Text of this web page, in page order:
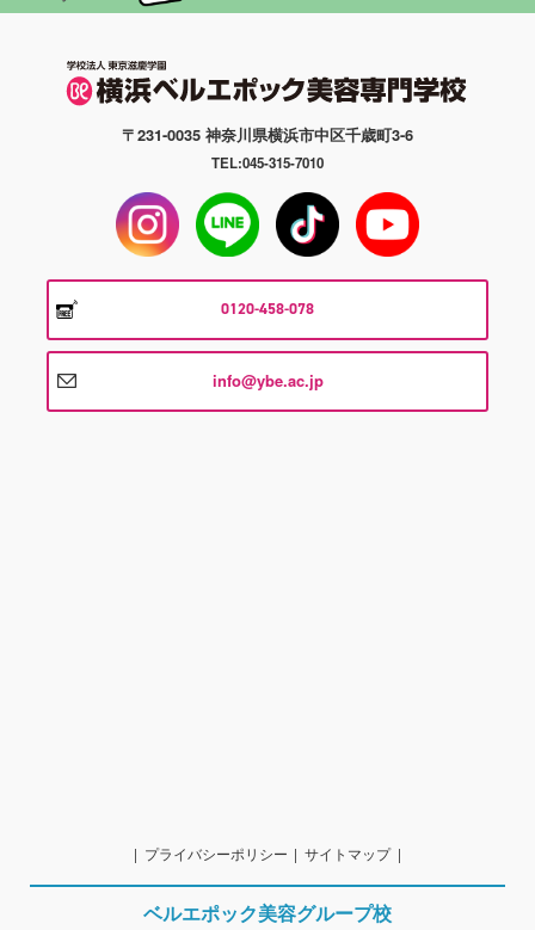
〒231-0035 神奈川県横浜市中区千歳町3-6
TEL:045-315-7010
0120-458-078
info@ybe.ac.jp
プライバシーポリシー サイトマップ
ベルエポック美容グループ校